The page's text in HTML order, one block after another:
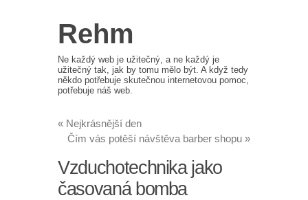
Rehm
Ne každý web je užitečný, a ne každý je
užitečný tak, jak by tomu mělo být. A když tedy
někdo potřebuje skutečnou internetovou pomoc,
potřebuje náš web.
« Nejkrásnější den
Čím vás potěší návštěva barber shopu »
Vzduchotechnika jako
časovaná bomba